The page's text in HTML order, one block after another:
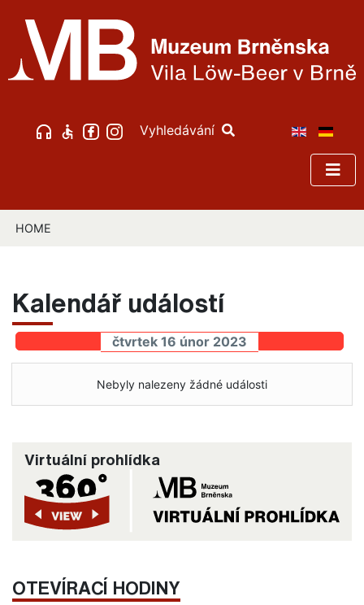
Vyhledávání
HOME
Kalendář událostí
čtvrtek 16 únor 2023
Nebyly nalezeny žádné události
Virtuální prohlídka
OTEVÍRACÍ HODINY